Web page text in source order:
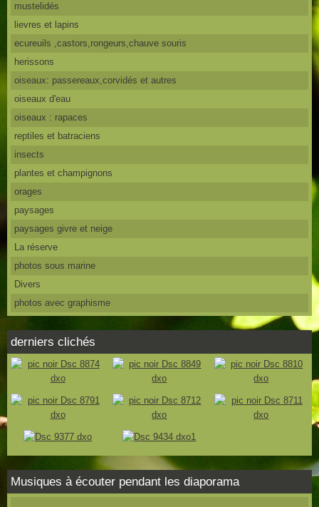
mustelidés
lievres et lapins
ecureuils ,castors,rongeurs,chauve souris
herissons
oiseaux: passereaux,corvidés et autres
oiseaux d'eau
oiseaux : rapaces
reptiles et batraciens
insects
plantes et champignons
orages
paysages
paysages givre et neige
La réserve
photos sous marine
Divers
photos avec graphisme
derniers clichés
Musiques à écouter pendant les diaporama